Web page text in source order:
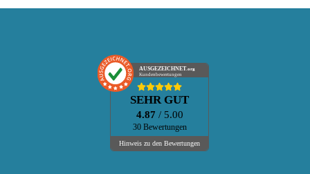
AUSGEZEICHNET.org
Kundenbewertungen
SEHR GUT
4.87 / 5.00
30 Bewertungen
Hinweis zu den Bewertungen